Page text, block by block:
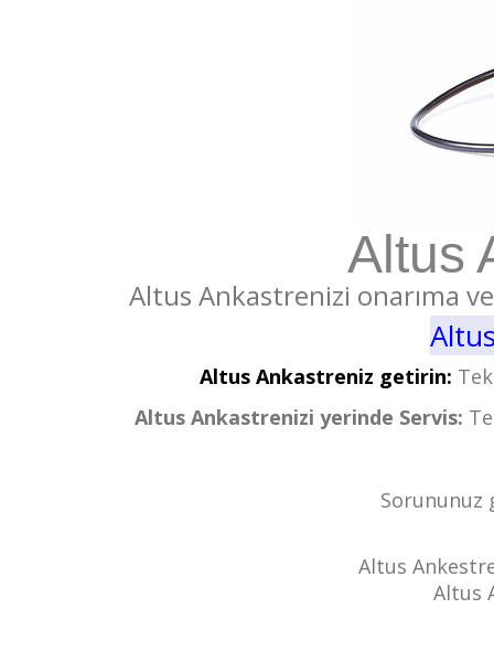
Altus
Altus Ankastrenizi onarıma
Altus Ankastreniz getirin:
Altus Ankastrenizi yerinde Servis:
Sorununuz
Altus
Altus